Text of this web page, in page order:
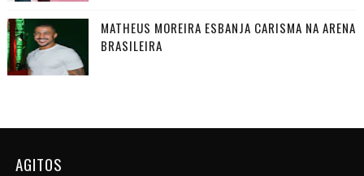
MATHEUS MOREIRA ESBANJA CARISMA NA ARENA
BRASILEIRA
AGITOS